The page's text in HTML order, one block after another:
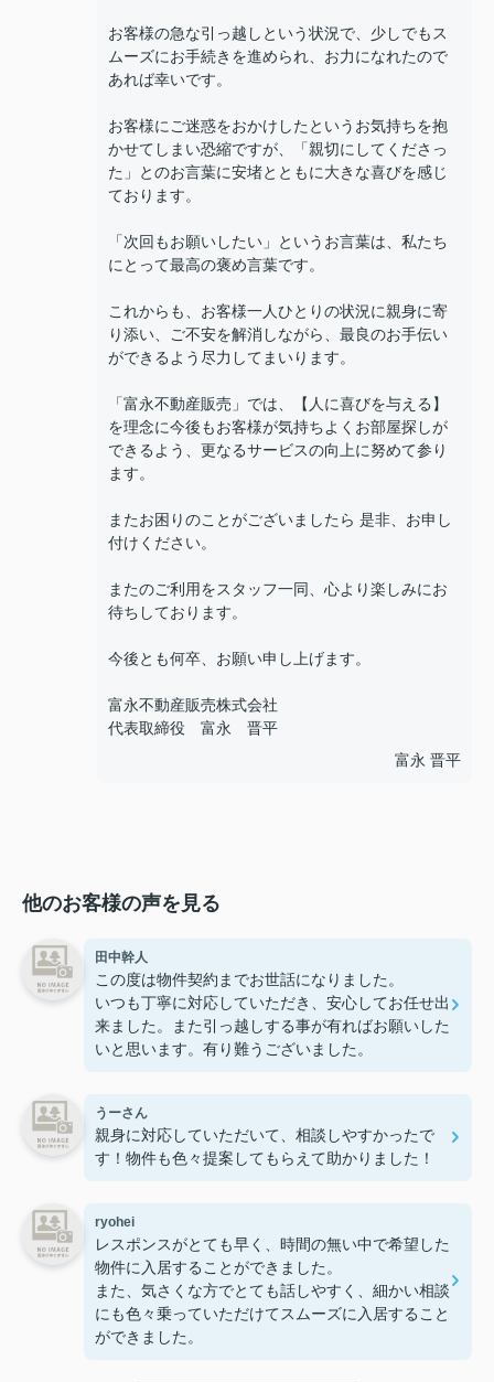
お客様の急な引っ越しという状況で、少しでもス
ムーズにお手続きを進められ、お力になれたので
あれば幸いです。
お客様にご迷惑をおかけしたというお気持ちを抱
かせてしまい恐縮ですが、「親切にしてくださっ
た」とのお言葉に安堵とともに大きな喜びを感じ
ております。
「次回もお願いしたい」というお言葉は、私たち
にとって最高の褒め言葉です。
これからも、お客様一人ひとりの状況に親身に寄
り添い、ご不安を解消しながら、最良のお手伝い
ができるよう尽力してまいります。
「富永不動産販売」では、【人に喜びを与える】
を理念に今後もお客様が気持ちよくお部屋探しが
できるよう、更なるサービスの向上に努めて参り
ます。
またお困りのことがございましたら 是非、お申し
付けください。
またのご利用をスタッフ一同、心より楽しみにお
待ちしております。
今後とも何卒、お願い申し上げます。
富永不動産販売株式会社
代表取締役 富永 晋平
富永 晋平
他のお客様の声を見る
田中幹人
この度は物件契約までお世話になりました。
いつも丁寧に対応していただき、安心してお任せ出
来ました。また引っ越しする事が有ればお願いした
いと思います。有り難うございました。
うーさん
親身に対応していただいて、相談しやすかったで
す！物件も色々提案してもらえて助かりました！
ryohei
レスポンスがとても早く、時間の無い中で希望した
物件に入居することができました。
また、気さくな方でとても話しやすく、細かい相談
にも色々乗っていただけてスムーズに入居すること
ができました。